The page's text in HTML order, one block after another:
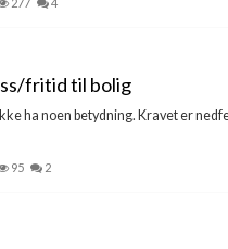
fritid til bolig
ha noen betydning. Kravet er
95 2